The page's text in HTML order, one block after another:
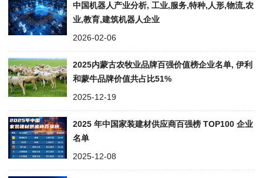
中国机器人产业分析, 工业,服务,特种,人形,物流,农
业,教育,建筑机器人企业
2026-02-06
2025内蒙古农牧业品牌百强价值榜企业名单, 伊利
和蒙牛品牌价值共占比51%
2025-12-19
2025 年中国家装建材供应商百强榜 TOP100 企业
名单
2025-12-08